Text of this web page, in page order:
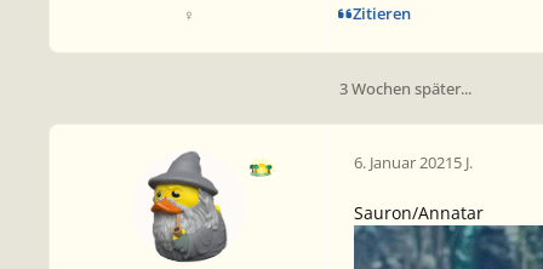
♀
Zitieren
3 Wochen später...
6. Januar 20215 J.
Sauron/Annatar